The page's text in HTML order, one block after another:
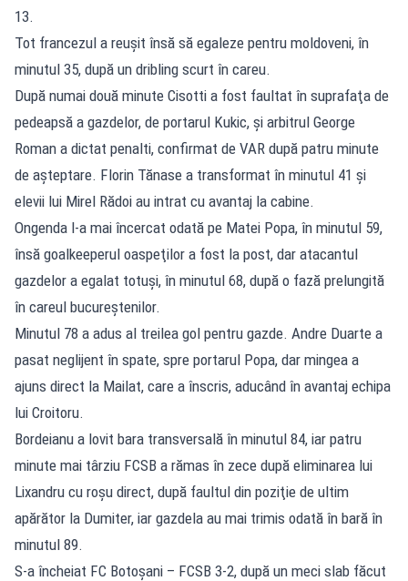
13.
Tot francezul a reuşit însă să egaleze pentru moldoveni, în
minutul 35, după un dribling scurt în careu.
După numai două minute Cisotti a fost faultat în suprafaţa de
pedeapsă a gazdelor, de portarul Kukic, şi arbitrul George
Roman a dictat penalti, confirmat de VAR după patru minute
de aşteptare. Florin Tănase a transformat în minutul 41 şi
elevii lui Mirel Rădoi au intrat cu avantaj la cabine.
Ongenda l-a mai încercat odată pe Matei Popa, în minutul 59,
însă goalkeeperul oaspeţilor a fost la post, dar atacantul
gazdelor a egalat totuşi, în minutul 68, după o fază prelungită
în careul bucureştenilor.
Minutul 78 a adus al treilea gol pentru gazde. Andre Duarte a
pasat neglijent în spate, spre portarul Popa, dar mingea a
ajuns direct la Mailat, care a înscris, aducând în avantaj echipa
lui Croitoru.
Bordeianu a lovit bara transversală în minutul 84, iar patru
minute mai târziu FCSB a rămas în zece după eliminarea lui
Lixandru cu roşu direct, după faultul din poziţie de ultim
apărător la Dumiter, iar gazdela au mai trimis odată în bară în
minutul 89.
S-a încheiat FC Botoşani – FCSB 3-2, după un meci slab făcut